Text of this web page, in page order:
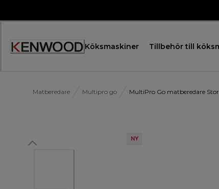
Accessibility
Köksmaskiner Tillbehör till
Matberedare Multipro go MultiPro Go matberedare
NY